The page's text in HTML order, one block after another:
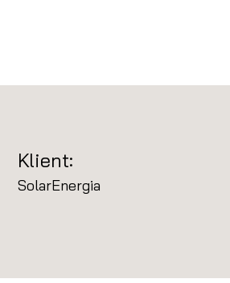
Klient:
SolarEnergia